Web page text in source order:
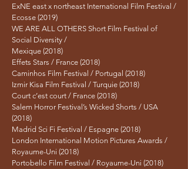
ExNE east x northeast International Film Festival /
Ecosse (2019)
WE ARE ALL OTHERS Short Film Festival of
Social Diversity /
Mexique (2018)
Effets Stars / France (2018)
Caminhos Film Festival / Portugal (2018)
Izmir Kisa Film Festival / Turquie (2018)
Court c’est court / France (2018)
Salem Horror Festival’s Wicked Shorts / USA
(2018)
Madrid Sci Fi Festival / Espagne (2018)
London International Motion Pictures Awards /
Royaume-Uni (2018)
Portobello Film Festival / Royaume-Uni (2018)